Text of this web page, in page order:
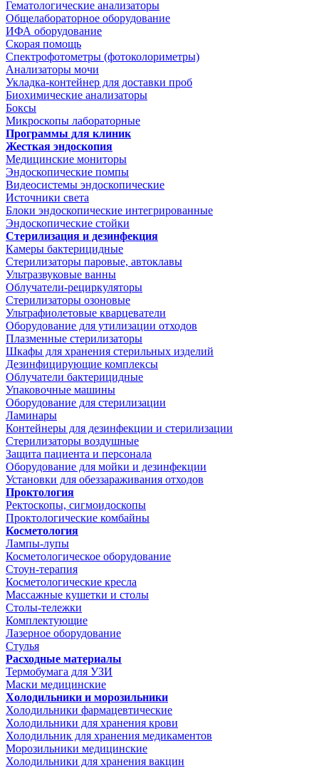
Гематологические анализаторы
Общелабораторное оборудование
ИФА оборудование
Скорая помощь
Спектрофотометры (фотоколориметры)
Анализаторы мочи
Укладка-контейнер для доставки проб
Биохимические анализаторы
Боксы
Микроскопы лабораторные
Программы для клиник
Жесткая эндоскопия
Медицинские мониторы
Эндоскопические помпы
Видеосистемы эндоскопические
Источники света
Блоки эндоскопические интегрированные
Эндоскопические стойки
Стерилизация и дезинфекция
Камеры бактерицидные
Стерилизаторы паровые, автоклавы
Ультразвуковые ванны
Облучатели-рециркуляторы
Стерилизаторы озоновые
Ультрафиолетовые кварцеватели
Оборудование для утилизации отходов
Плазменные стерилизаторы
Шкафы для хранения стерильных изделий
Дезинфицирующие комплексы
Облучатели бактерицидные
Упаковочные машины
Оборудование для стерилизации
Ламинары
Контейнеры для дезинфекции и стерилизации
Стерилизаторы воздушные
Защита пациента и персонала
Оборудование для мойки и дезинфекции
Установки для обеззараживания отходов
Проктология
Ректоскопы, сигмоидоскопы
Проктологические комбайны
Косметология
Лампы-лупы
Косметологическое оборудование
Стоун-терапия
Косметологические кресла
Массажные кушетки и столы
Столы-тележки
Комплектующие
Лазерное оборудование
Стулья
Расходные материалы
Термобумага для УЗИ
Маски медицинские
Холодильники и морозильники
Холодильники фармацевтические
Холодильники для хранения крови
Холодильник для хранения медикаментов
Морозильники медицинские
Холодильники для хранения вакцин